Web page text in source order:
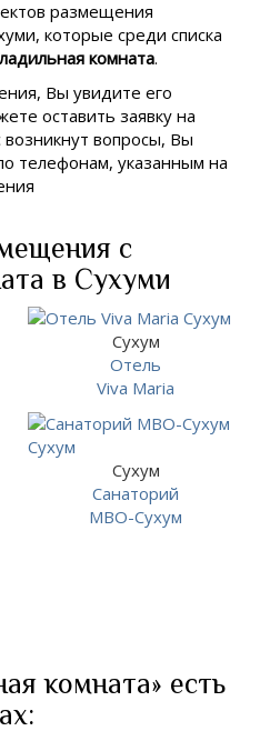
размещения
которые среди списка
комната.
Вы увидите его
оставить заявку на
вопросы, Вы
телефонам, указанным на
с
в Сухуми
Сухум
Отель
Viva Maria
Сухум
Санаторий
МВО-Сухум
комната» есть